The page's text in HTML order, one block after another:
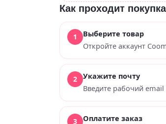
Как проходит покупка
Выберите товар
Откройте аккаунт
Укажите почту
Введите рабочий
Оплатите заказ